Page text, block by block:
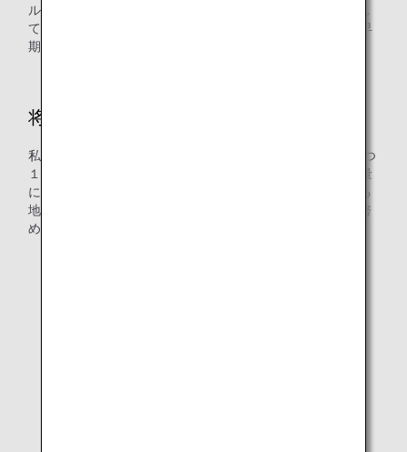
ループでは長距離国際線に搭載されているカートから優先し
て軽量型に入れ替えることにより、CO2排出量削減効果を早
期に実現しました。
将来に向けた想い
私たちCX推進室商品企画部が管理する機内搭載物品は、１つ
１つの重量は些細なものですが、その積み重ねがCO2排出量
に大きく影響します。これからも、環境への負荷を軽減する
地球環境にやさしい商品の開発や新たなサービスの提案に努
めていきたいと考えております。